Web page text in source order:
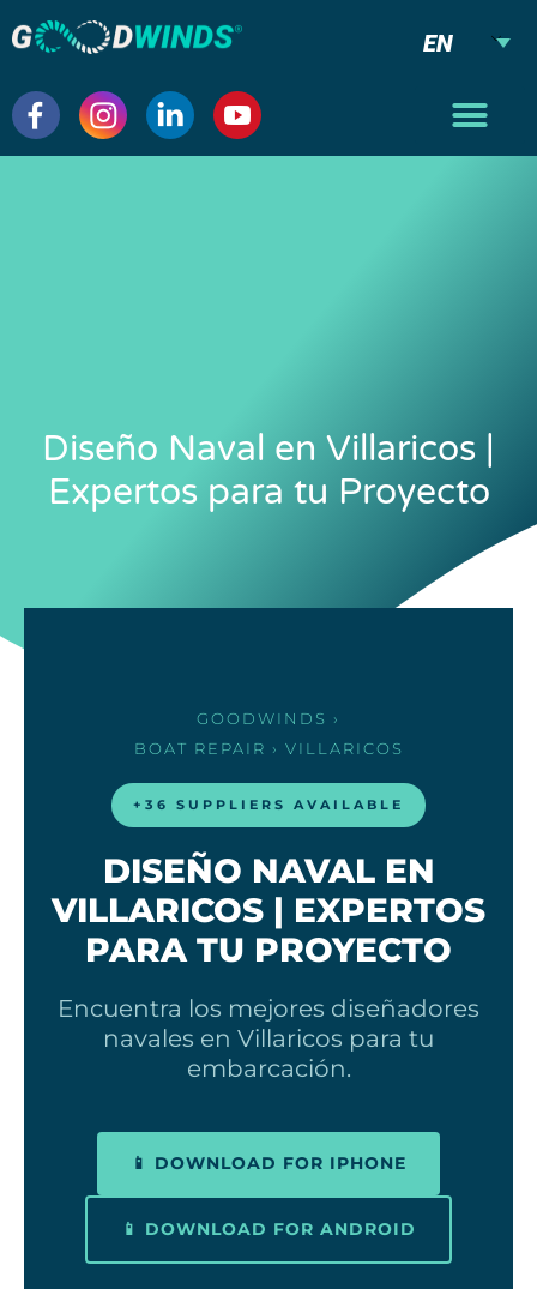
EN
Diseño Naval en Villaricos |
Expertos para tu Proyecto
GOODWINDS ›
BOAT REPAIR › VILLARICOS
+36 SUPPLIERS AVAILABLE
DISEÑO NAVAL EN
VILLARICOS | EXPERTOS
PARA TU PROYECTO
Encuentra los mejores diseñadores
navales en Villaricos para tu
embarcación.
📱 DOWNLOAD FOR IPHONE
📱 DOWNLOAD FOR ANDROID